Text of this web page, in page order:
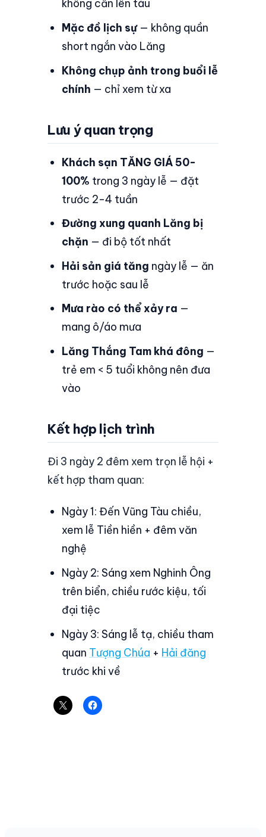
không cần lên tàu
Mặc đồ lịch sự— không quần
short ngắn vào Lăng
Không chụp ảnh trong buổi lễ
chính — chỉ xem từ xa
Lưu ý quan trọng
Khách sạn TĂNG GIÁ 50-
100% trong 3 ngày lễ — đặt
trước 2-4 tuần
Đường xung quanh Lăng bị
chặn — đi bộ tốt nhất
Hải sản giá tăng ngày lễ — ăn
trước hoặc sau lễ
Mưa rào có thể xảy ra —
mang ô/áo mưa
Lăng Thắng Tam khá đông —
trẻ em < 5 tuổi không nên đưa
vào
Kết hợp lịch trình
Đi 3 ngày 2 đêm xem trọn lễ hội +
kết hợp tham quan:
Ngày 1: Đến Vũng Tàu chiều,
xem lễ Tiền hiền + đêm văn
nghệ
Ngày 2: Sáng xem Nghinh Ông
trên biển, chiều rước kiệu, tối
đại tiệc
Ngày 3: Sáng lễ tạ, chiều tham
quan Tượng Chúa + Hải đăng
trước khi về